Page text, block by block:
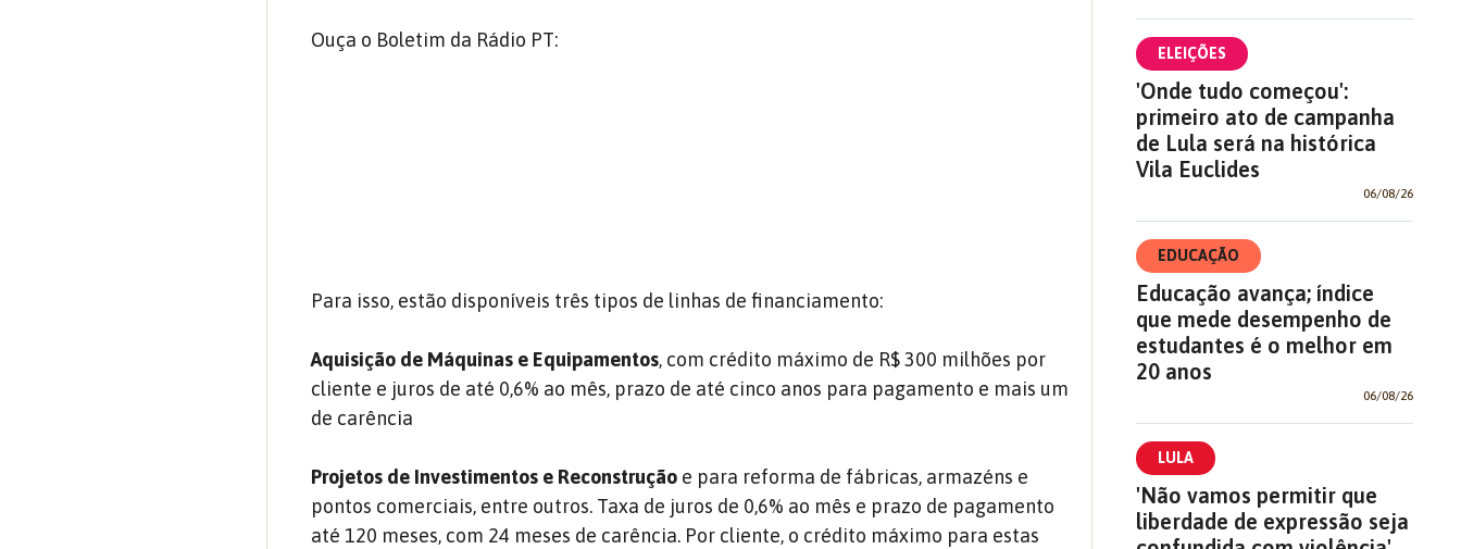
Ouça o Boletim da Rádio PT:
Para isso, estão disponíveis três tipos de linhas de financiamento:
Aquisição de Máquinas e Equipamentos, com crédito máximo de R$ 300 milhões por
cliente e juros de até 0,6% ao mês, prazo de até cinco anos para pagamento e mais um
de carência
Projetos de Investimentos e Reconstrução e para reforma de fábricas, armazéns e
pontos comerciais, entre outros. Taxa de juros de 0,6% ao mês e prazo de pagamento
até 120 meses, com 24 meses de carência. Por cliente, o crédito máximo para estas
ELEIÇÕES
'Onde tudo começou':
primeiro ato de campanha
de Lula será na histórica
Vila Euclides
06/08/26
EDUCAÇÃO
Educação avança; índice
que mede desempenho de
estudantes é o melhor em
20 anos
06/08/26
LULA
'Não vamos permitir que
liberdade de expressão seja